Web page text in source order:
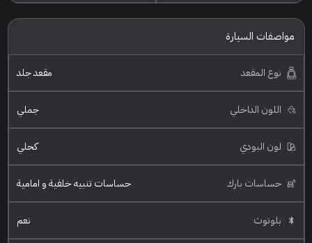
مواصفات السيارة
نوع المقعد مقعد جلد
اللون الداخلي جملي
لون البودي كحلي
حساسات بارك حساسات تنبيه خلفية و امامية
بلوتوث نعم